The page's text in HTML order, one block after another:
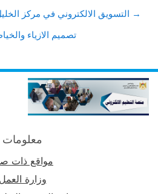
→ التسويق الالكتروني في مركز
تصميم الازياء
معلومات
مواقع ذات
وزارة العمل